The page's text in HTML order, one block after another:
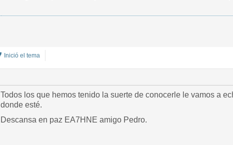
Inició el tema
Todos los que hemos tenido la suerte de conocerle le vamos a
donde esté.
Descansa en paz EA7HNE amigo Pedro.